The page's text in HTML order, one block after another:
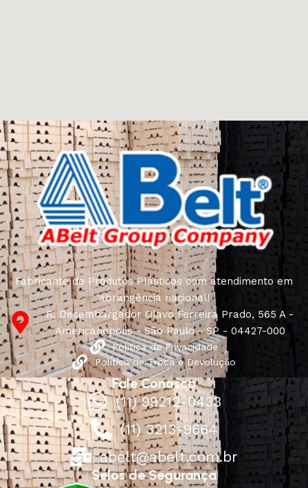
Fabricante de Produtos Plásticos com atendimento em
abrangência nacional!
R. Desembargador Olavo Ferreira Prado, 565 A -
Americanópolis - São Paulo - SP - 04427-000
Política de Privacidade
Política de Troca e Devolução
Fale Conosco
(11) 99212-0433
(11) 3213-9664
abelt@abelt.com.br
Selos de Segurança